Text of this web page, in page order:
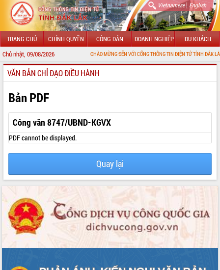
Vietnamese| English
TRANG CHỦ CHÍNH QUYỀN CÔNG DÂN DOANH NGHIỆP DU KHÁCH
Chủ nhật, 09/08/2026 CHÀO MỪNG ĐẾN VỚI CỔNG THÔNG TIN ĐIỆN TỬ TỈNH ĐẮK LẮK
GIỚI THIỆU
LÃNH ĐẠO UBND TỈNH
TIN TỨC SỰ KIỆN
SỞ, BAN, NGÀNH
UBND CÁC XÃ, PHƯỜNG
THÔNG TIN CHỈ ĐẠO ĐIỀU HÀNH
VĂN BẢN HĐND TỈNH
ĐIỂM TIN VĂN BẢN
VĂN BẢN CHỈ ĐẠO ĐIỀU HÀNH
Bản PDF
Công văn 8747/UBND-KGVX
PDF cannot be displayed.
Quay lại